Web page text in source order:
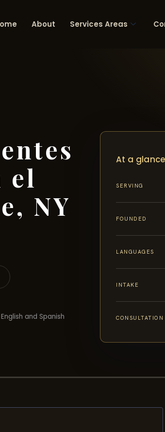
About Services Areas
el
NY
and Spanish
At a glance
SERVING
FOUNDED
LANGUAGES
INTAKE
CONSULTATION